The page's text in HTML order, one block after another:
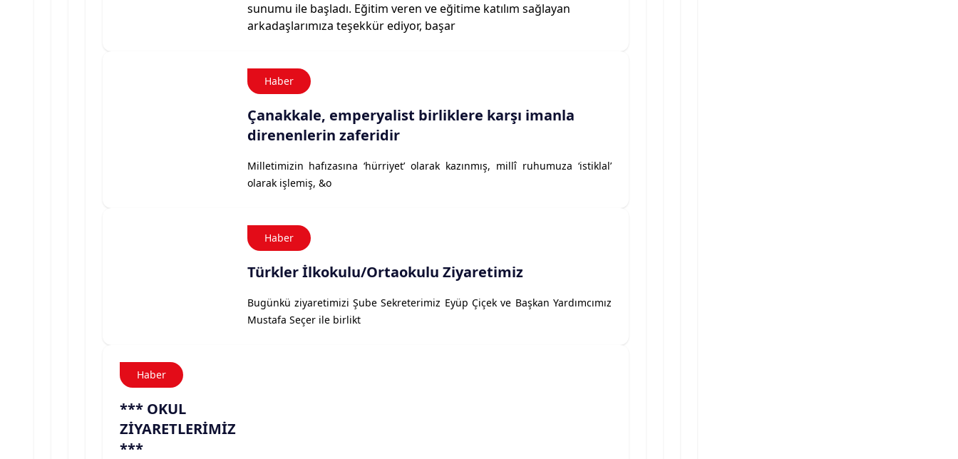
sunumu ile başladı. Eğitim veren ve eğitime katılım sağlayan
arkadaşlarımıza teşekkür ediyor, başar
Haber
Çanakkale, emperyalist birliklere karşı imanla
direnenlerin zaferidir
Milletimizin hafızasına ‘hürriyet’ olarak kazınmış, millî ruhumuza ‘istiklal’
olarak işlemiş, &o
Haber
Türkler İlkokulu/Ortaokulu Ziyaretimiz
Bugünkü ziyaretimizi Şube Sekreterimiz Eyüp Çiçek ve Başkan Yardımcımız
Mustafa Seçer ile birlikt
Haber
*** OKUL
ZİYARETLERİMİZ
***